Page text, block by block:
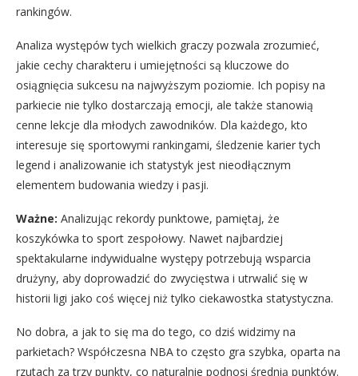
rankingów.
Analiza występów tych wielkich graczy pozwala zrozumieć,
jakie cechy charakteru i umiejętności są kluczowe do
osiągnięcia sukcesu na najwyższym poziomie. Ich popisy na
parkiecie nie tylko dostarczają emocji, ale także stanowią
cenne lekcje dla młodych zawodników. Dla każdego, kto
interesuje się sportowymi rankingami, śledzenie karier tych
legend i analizowanie ich statystyk jest nieodłącznym
elementem budowania wiedzy i pasji.
Ważne: Analizując rekordy punktowe, pamiętaj, że
koszykówka to sport zespołowy. Nawet najbardziej
spektakularne indywidualne występy potrzebują wsparcia
drużyny, aby doprowadzić do zwycięstwa i utrwalić się w
historii ligi jako coś więcej niż tylko ciekawostka statystyczna.
No dobra, a jak to się ma do tego, co dziś widzimy na
parkietach? Współczesna NBA to często gra szybka, oparta na
rzutach za trzy punkty, co naturalnie podnosi średnią punktów.